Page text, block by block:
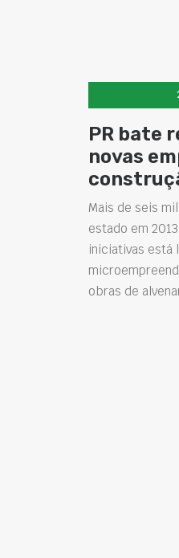
PR bate
novas
Mais de seis
estado em
iniciativas está
obras de